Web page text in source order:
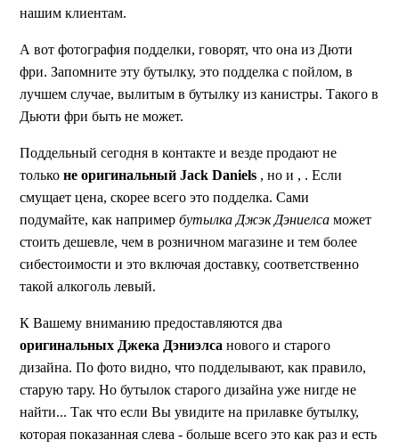
нашим клиентам.
А вот фотография подделки, говорят, что она из Дюти
фри. Запомните эту бутылку, это подделка с пойлом, в
лучшем случае, вылитым в бутылку из канистры. Такого в
Дьюти фри быть не может.
Поддельный сегодня в контакте и везде продают не
только не оригинальный Jack Daniels , но и , . Если
смущает цена, скорее всего это подделка. Сами
подумайте, как например бутылка Джэк Дэниелса может
стоить дешевле, чем в розничном магазине и тем более
сибестоимости и это включая доставку, соответственно
такой алкоголь левый.
К Вашему вниманию предоставляются два
оригинальных Джека Дэниэлса нового и старого
дизайна. По фото видно, что подделывают, как правило,
старую тару. Но бутылок старого дизайна уже нигде не
найти... Так что если Вы увидите на прилавке бутылку,
которая показанная слева - больше всего это как раз и есть